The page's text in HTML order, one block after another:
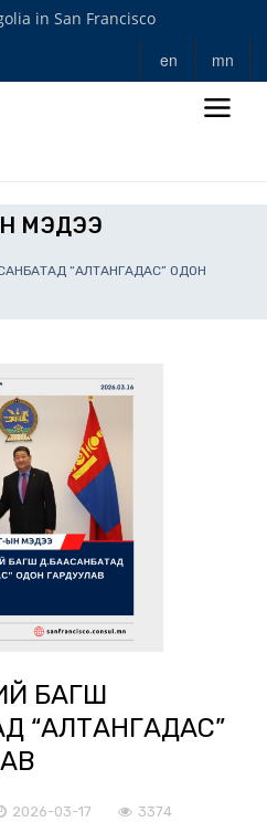
in San Francisco
en mn
МЭДЭЭ
“АЛТАНГАДАС” ОДОН
БАГШ
“АЛТАНГАДАС”
2026-03-17 3374